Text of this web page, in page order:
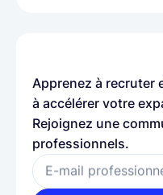
Apprenez à recruter
à accélérer votre
Rejoignez une
professionnels.
E-mail